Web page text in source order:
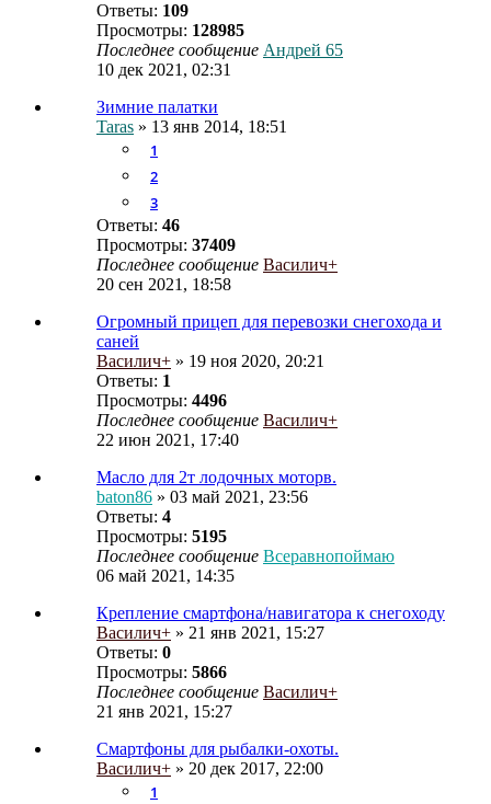
Ответы: 109
Просмотры: 128985
Последнее сообщение Андрей 65
10 дек 2021, 02:31
Зимние палатки
Taras » 13 янв 2014, 18:51
1
2
3
Ответы: 46
Просмотры: 37409
Последнее сообщение Василич+
20 сен 2021, 18:58
Огромный прицеп для перевозки снегохода и
саней
Василич+ » 19 ноя 2020, 20:21
Ответы: 1
Просмотры: 4496
Последнее сообщение Василич+
22 июн 2021, 17:40
Масло для 2т лодочных моторв.
baton86 » 03 май 2021, 23:56
Ответы: 4
Просмотры: 5195
Последнее сообщение Всеравнопоймаю
06 май 2021, 14:35
Крепление смартфона/навигатора к снегоходу
Василич+ » 21 янв 2021, 15:27
Ответы: 0
Просмотры: 5866
Последнее сообщение Василич+
21 янв 2021, 15:27
Смартфоны для рыбалки-охоты.
Василич+ » 20 дек 2017, 22:00
1